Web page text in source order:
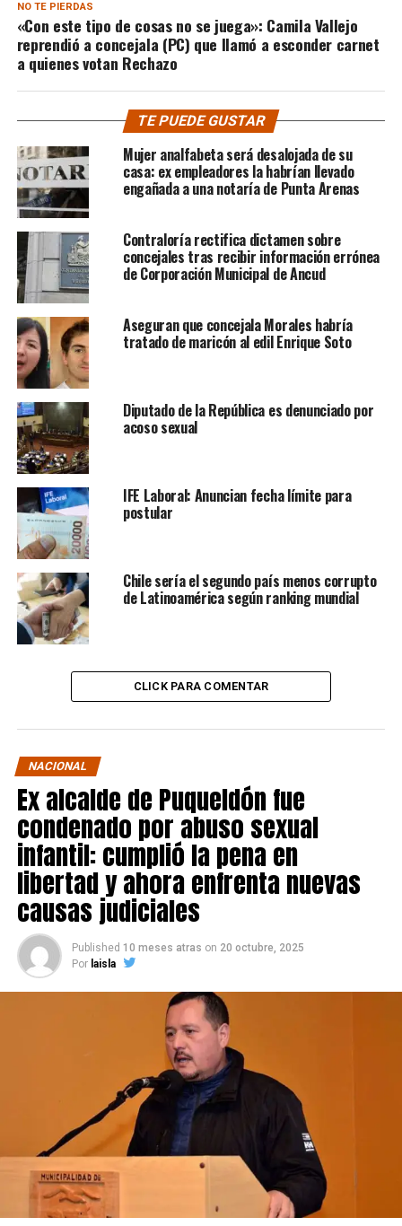
NO TE PIERDAS
«Con este tipo de cosas no se juega»: Camila Vallejo
reprendió a concejala (PC) que llamó a esconder carnet
a quienes votan Rechazo
TE PUEDE GUSTAR
Mujer analfabeta será desalojada de su
casa: ex empleadores la habrían llevado
engañada a una notaría de Punta Arenas
Contraloría rectifica dictamen sobre
concejales tras recibir información errónea
de Corporación Municipal de Ancud
Aseguran que concejala Morales habría
tratado de maricón al edil Enrique Soto
Diputado de la República es denunciado por
acoso sexual
IFE Laboral: Anuncian fecha límite para
postular
Chile sería el segundo país menos corrupto
de Latinoamérica según ranking mundial
CLICK PARA COMENTAR
NACIONAL
Ex alcalde de Puqueldón fue
condenado por abuso sexual
infantil: cumplió la pena en
libertad y ahora enfrenta nuevas
causas judiciales
Published 10 meses atras on 20 octubre, 2025
Por laisla